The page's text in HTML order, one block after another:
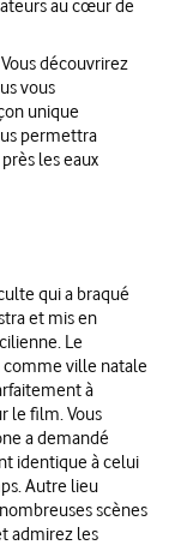
au cœur de
découvrirez
vous
unique
permettra
les eaux
qui a braqué
et mis en
Le
comme ville natale
à
le film. Vous
a demandé
identique à celui
Autre lieu
scènes
admirez les